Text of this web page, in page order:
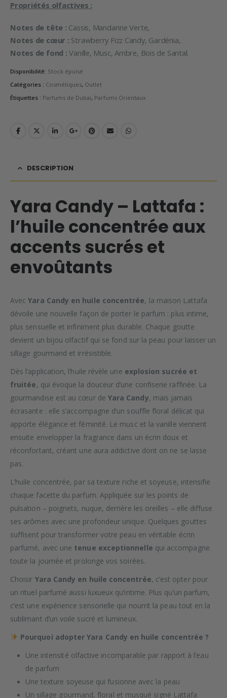
Propriétés olfactives :
Notes de tête : Cassis, Mandarine Verte,
Notes de cœur : Strawberry Fizz Candy, Gardénia,
Notes de fond : Vanille, Musc, Ambre, Bois de Santal.
Disponibilité: Stock épuisé
Catégories : Cosmétiques, Outlet
Étiquettes : Parfums de Dubai, Parfums Orientaux
DESCRIPTION
Yara Candy – Lattafa :
l’huile concentrée aux
accents sucrés et
envoûtants
AvecYara Candy en huile concentrée, la maison Lattafa
dévoile une nouvelle façon de porter le parfum : plus intime,
plus sensuelle et infiniment plus durable. Chaque goutte
devient un bijou olfactif qui se fond sur la peau pour laisser un
sillage gourmand et irrésistible.
Dès l’application, l’huile révèle une explosion sucrée et
fruitée, qui évoque la douceur d’une confiserie raffinée. La
gourmandise est au cœur de Yara Candy, mais jamais
écrasante : elle s’accompagne d’un souffle floral délicat qui
apporte élégance et féminité. Le musc et la vanille viennent
ensuite envelopper la fragrance dans un écrin doux et
réconfortant, créant une aura addictive dont on ne se lasse
pas.
L’huile concentrée, par sa texture riche et soyeuse, intensifie
chaque facette du parfum. Appliquée sur les points de
pulsation – poignets, nuque, derrière les oreilles – elle diffuse
ses arômes avec une profondeur unique. Quelques gouttes
suffisent pour transformer votre peau en véritable écrin
parfumé, avec une tenue exceptionnelle qui accompagne
toute la journée et prolonge vos soirées.
Choisir Yara Candy en huile concentrée, c’est opter pour
un rituel parfumé aussi luxueux qu’intime. Plus qu’un parfum,
c’est une expérience sensorielle qui nourrit la peau tout en la
sublimant d’un voile sucré et lumineux.
Pourquoi adopter Yara Candy en huile concentrée ?
Une intensité olfactive incomparable par rapport à l’eau
de parfum
Une texture soyeuse qui fusionne avec la peau
Un sillage gourmand, floral et musqué signé Lattafa